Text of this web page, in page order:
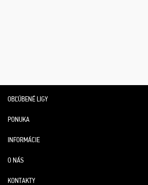
OBĽÚBENÉ LIGY
PONUKA
INFORMÁCIE
O NÁS
KONTAKTY